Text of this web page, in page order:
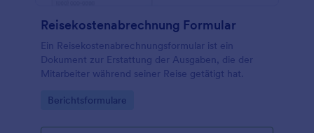
Reisekostenabrechnung Formular
Ein Reisekostenabrechnungsformular ist ein
Dokument zur Erstattung der Ausgaben, die der
Mitarbeiter während seiner Reise getätigt hat.
Go to Category:
Berichtsformulare